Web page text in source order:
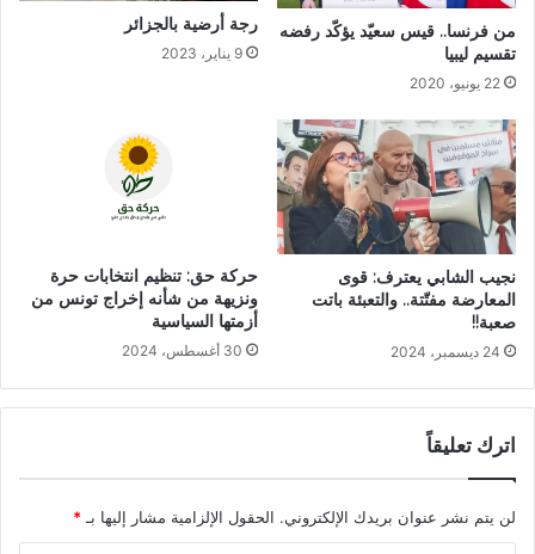
من فرنسا.. قيس سعيّد يؤكّد رفضه
تقسيم ليبيا
22 يونيو، 2020
رجة أرضية بالجزائر
9 يناير، 2023
نجيب الشابي يعترف: قوى
المعارضة مفتّتة.. والتعبئة باتت
صعبة!!
24 ديسمبر، 2024
حركة حق: تنظيم انتخابات حرة
ونزيهة من شأنه إخراج تونس من
أزمتها السياسية
30 أغسطس، 2024
اترك تعليقاً
لن يتم نشر عنوان بريدك الإلكتروني. الحقول الإلزامية مشار إليها بـ *